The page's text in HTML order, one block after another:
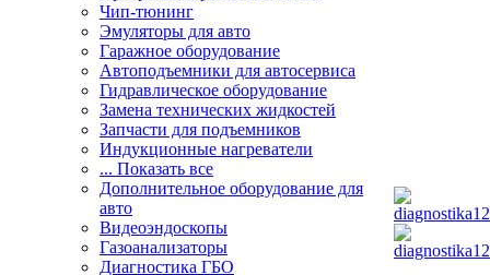
Чип-тюнинг
Эмуляторы для авто
Гаражное оборудование
Автоподъемники для автосервиса
Гидравлическое оборудование
Замена технических жидкостей
Запчасти для подъемников
Индукционные нагреватели
... Показать все
Дополнительное оборудование для
авто
Видеоэндоскопы
Газоанализаторы
Диагностика ГБО